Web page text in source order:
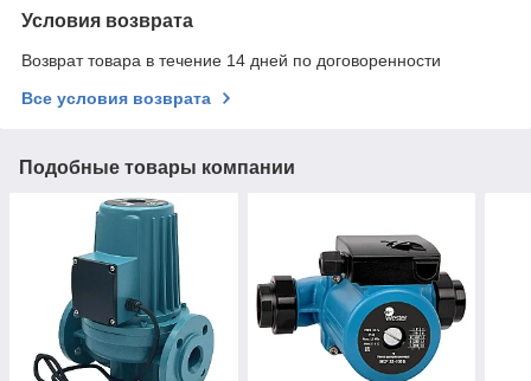
Условия возврата
Возврат товара в течение 14 дней по договоренности
Все условия возврата
Подобные товары компании